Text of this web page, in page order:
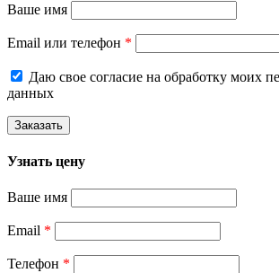
Ваше имя
Email или телефон *
Даю свое согласие на обработку моих
данных
Узнать цену
Ваше имя
Email *
Телефон *